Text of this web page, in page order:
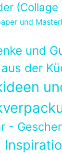
(Collage
und
und
der
-